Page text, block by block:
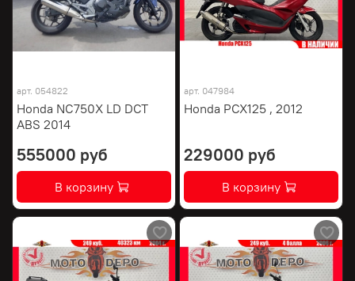
арт. 054822
Honda NC750X LD DCT
ABS 2014
555000 руб
В корзину
арт. 047984
Honda PCX125 , 2012
229000 руб
В корзину